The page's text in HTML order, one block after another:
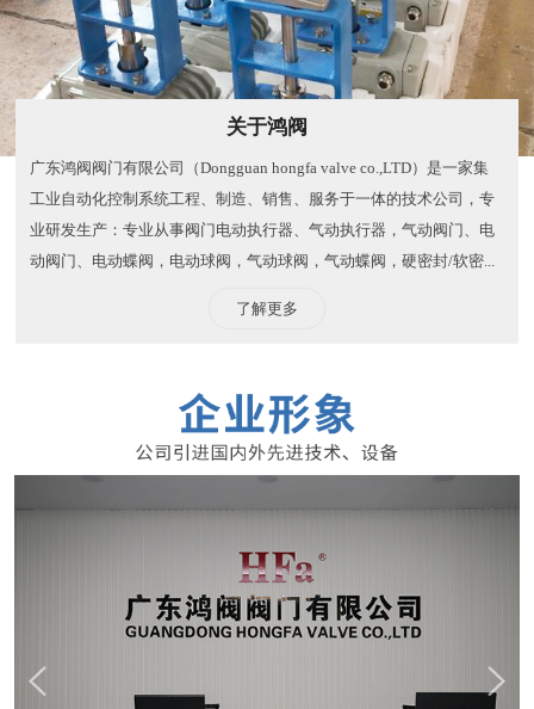
关于鸿阀
广东鸿阀阀门有限公司（Dongguan hongfa valve co.,LTD）是一家集
工业自动化控制系统工程、制造、销售、服务于一体的技术公司，专
业研发生产：专业从事阀门电动执行器、气动执行器，气动阀门、电
动阀门、电动蝶阀，电动球阀，气动球阀，气动蝶阀，硬密封/软密...
了解更多